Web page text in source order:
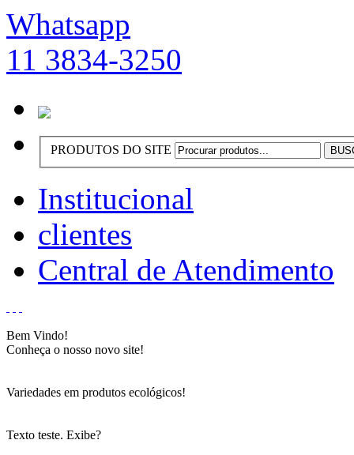
Whatsapp
11 3834-3250
PRODUTOS DO SITE
Institucional
clientes
Central de Atendimento
Bem Vindo!
Conheça o nosso novo site!
Variedades em produtos ecológicos!
Texto teste. Exibe?